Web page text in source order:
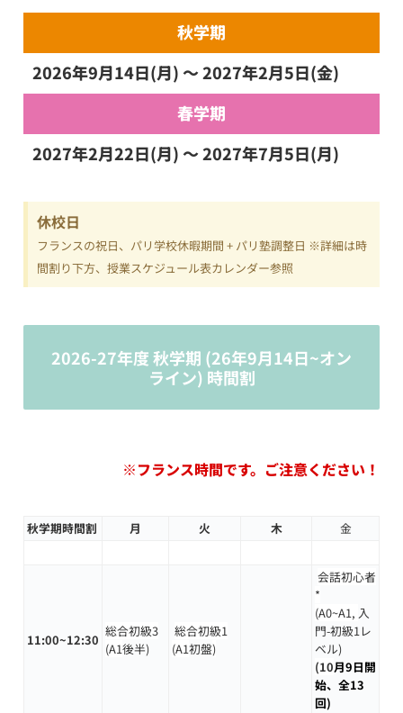
秋学期
2026年9月14日(月) ～ 2027年2月5日(金)
春学期
2027年2月22日(月) ～ 2027年7月5日(月)
休校日
フランスの祝日、パリ学校休暇期間 + パリ塾調整日 ※詳細は時
間割り下方、授業スケジュール表カレンダー参照
2026-27年度 秋学期 (26年9月14日~オン
ライン) 時間割
※フランス時間です。ご注意ください！
秋学期時間割 月 火 木 金
11:00~12:30
総合初級3
(A1後半)
総合初級1
(A1初盤)
会話初心者
*
(A0~A1, 入
門-初級1レ
ベル)
(10月9日開
始、全13
回)